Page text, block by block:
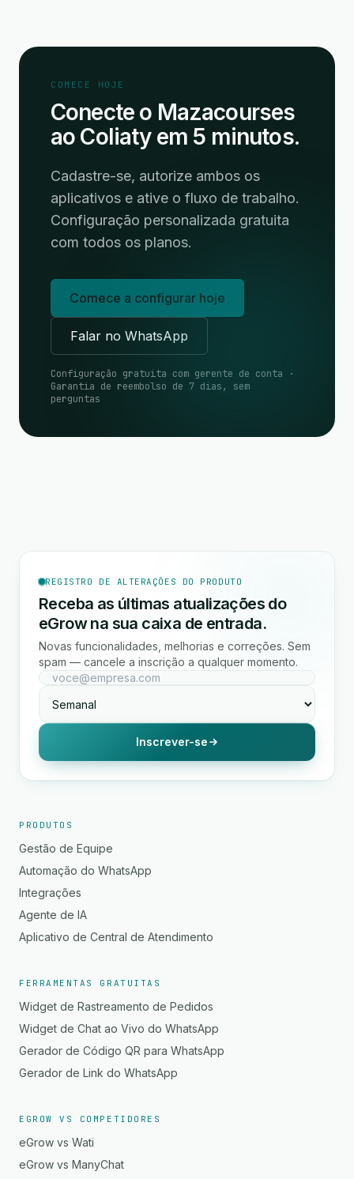
COMECE HOJE
Conecte o Mazacourses
ao Coliaty em 5 minutos.
Cadastre-se, autorize ambos os
aplicativos e ative o fluxo de trabalho.
Configuração personalizada gratuita
com todos os planos.
Comece a configurar hoje
Falar no WhatsApp
Configuração gratuita com gerente de conta ·
Garantia de reembolso de 7 dias, sem
perguntas
REGISTRO DE ALTERAÇÕES DO PRODUTO
Receba as últimas atualizações do
eGrow na sua caixa de entrada.
Novas funcionalidades, melhorias e correções. Sem
spam — cancele a inscrição a qualquer momento.
Inscrever-se
PRODUTOS
Gestão de Equipe
Automação do WhatsApp
Integrações
Agente de IA
Aplicativo de Central de Atendimento
FERRAMENTAS GRATUITAS
Widget de Rastreamento de Pedidos
Widget de Chat ao Vivo do WhatsApp
Gerador de Código QR para WhatsApp
Gerador de Link do WhatsApp
EGROW VS COMPETIDORES
eGrow vs Wati
eGrow vs ManyChat